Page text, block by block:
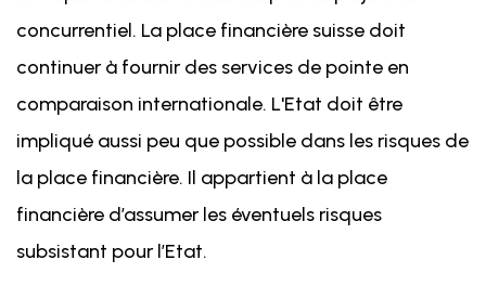
concurrentiel. La place financière suisse doit
continuer à fournir des services de pointe en
comparaison internationale. L'Etat doit être
impliqué aussi peu que possible dans les risques de
la place financière. Il appartient à la place
financière d’assumer les éventuels risques
subsistant pour l’Etat.